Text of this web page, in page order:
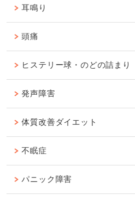
耳鳴り
頭痛
ヒステリー球・のどの詰まり
発声障害
体質改善ダイエット
不眠症
パニック障害